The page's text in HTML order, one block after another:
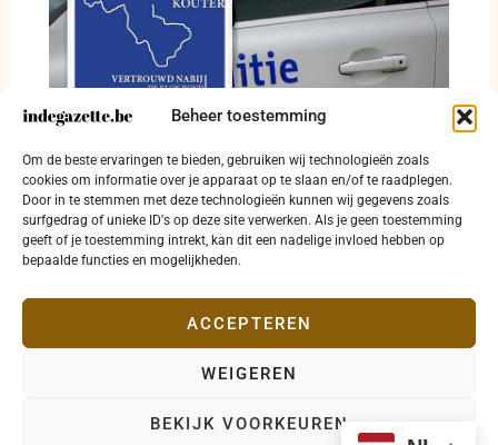
Beheer toestemming
Om de beste ervaringen te bieden, gebruiken wij technologieën zoals
cookies om informatie over je apparaat op te slaan en/of te raadplegen.
Door in te stemmen met deze technologieën kunnen wij gegevens zoals
surfgedrag of unieke ID's op deze site verwerken. Als je geen toestemming
geeft of je toestemming intrekt, kan dit een nadelige invloed hebben op
bepaalde functies en mogelijkheden.
ACCEPTEREN
WEIGEREN
BEKIJK VOORKEUREN
Inbraak in Jabbeke en twee bestuurders
onder invloed in Ichtegem en Torhout
20 juli 2026
Copyright © 2026 indegazette.be |Privacy